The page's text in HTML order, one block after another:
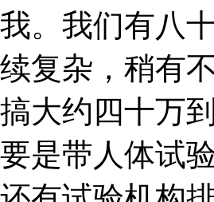
我。我们有八
续复杂，稍有
搞大约四十万
要是带人体试